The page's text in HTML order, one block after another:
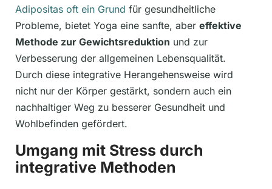
Adipositas oft ein Grund für gesundheitliche
Probleme, bietet Yoga eine sanfte, aber effektive
Methode zur Gewichtsreduktion und zur
Verbesserung der allgemeinen Lebensqualität.
Durch diese integrative Herangehensweise wird
nicht nur der Körper gestärkt, sondern auch ein
nachhaltiger Weg zu besserer Gesundheit und
Wohlbefinden gefördert.
Umgang mit Stress durch
integrative Methoden